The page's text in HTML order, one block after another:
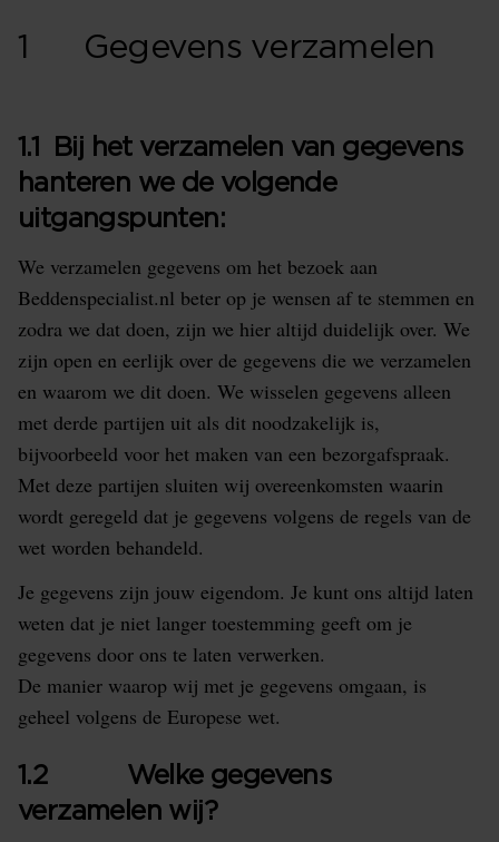
1 Gegevens verzamelen
1.1 Bij het verzamelen van gegevens
hanteren we de volgende
uitgangspunten:
We verzamelen gegevens om het bezoek aan
Beddenspecialist.nl beter op je wensen af te stemmen en
zodra we dat doen, zijn we hier altijd duidelijk over. We
zijn open en eerlijk over de gegevens die we verzamelen
en waarom we dit doen. We wisselen gegevens alleen
met derde partijen uit als dit noodzakelijk is,
bijvoorbeeld voor het maken van een bezorgafspraak.
Met deze partijen sluiten wij overeenkomsten waarin
wordt geregeld dat je gegevens volgens de regels van de
wet worden behandeld.
Je gegevens zijn jouw eigendom. Je kunt ons altijd laten
weten dat je niet langer toestemming geeft om je
gegevens door ons te laten verwerken.
De manier waarop wij met je gegevens omgaan, is
geheel volgens de Europese wet.
1.2 Welke gegevens
verzamelen wij?